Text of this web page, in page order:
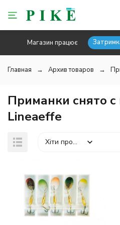
Магазин працює
Главная Архив товаров
Приманки снято с
Lineaeffe
Хіти продажів